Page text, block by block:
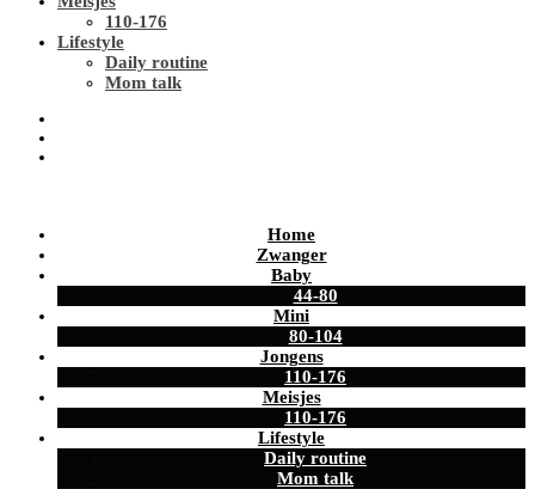
110-176
Lifestyle
Daily routine
Mom talk
Home
Zwanger
Baby
44-80
Mini
80-104
Jongens
110-176
Meisjes
110-176
Lifestyle
Daily routine
Mom talk